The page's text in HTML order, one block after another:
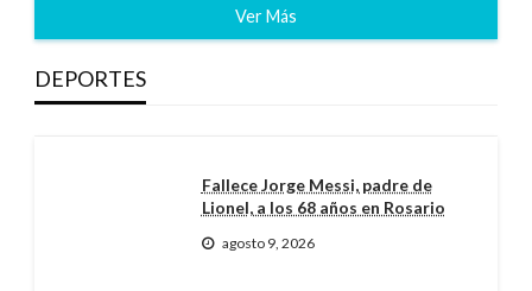
Ver Más
DEPORTES
Fallece Jorge Messi, padre de
Lionel, a los 68 años en Rosario
agosto 9, 2026